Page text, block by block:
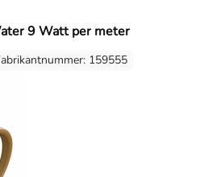
9 Watt per meter
159555